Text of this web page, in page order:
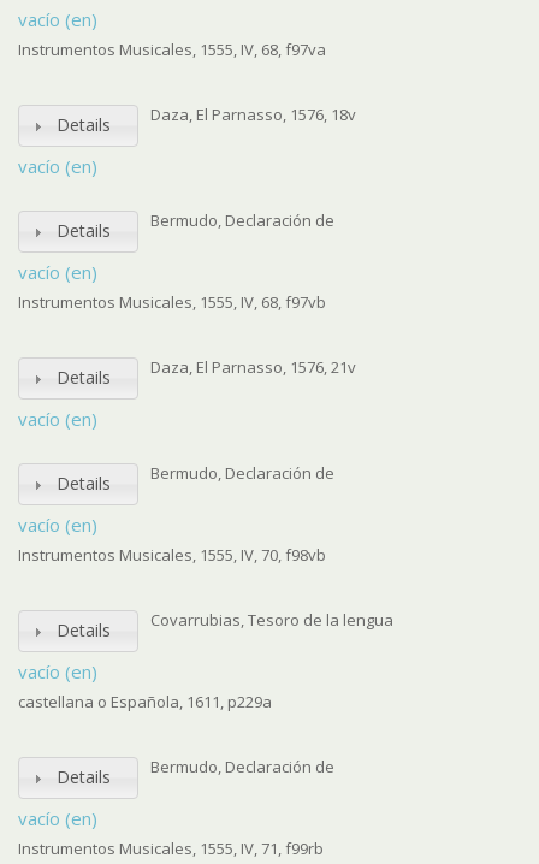
vacío (en)
Instrumentos Musicales, 1555, IV, 68, f97va
Details
vacío (en)
Daza, El Parnasso, 1576, 18v
Details
vacío (en)
Bermudo, Declaración de
Instrumentos Musicales, 1555, IV, 68, f97vb
Details
vacío (en)
Daza, El Parnasso, 1576, 21v
Details
vacío (en)
Bermudo, Declaración de
Instrumentos Musicales, 1555, IV, 70, f98vb
Details
vacío (en)
Covarrubias, Tesoro de la lengua
castellana o Española, 1611, p229a
Details
vacío (en)
Bermudo, Declaración de
Instrumentos Musicales, 1555, IV, 71, f99rb